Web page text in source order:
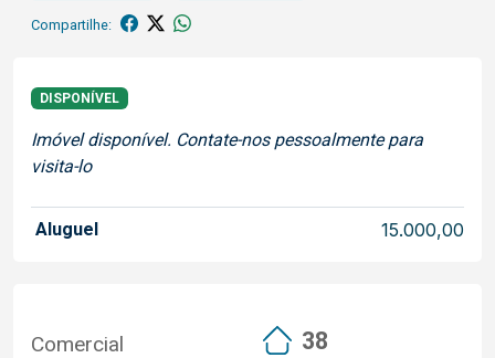
Compartilhe:
DISPONÍVEL
Imóvel disponível. Contate-nos pessoalmente para
visita-lo
Aluguel 15.000,00
Comercial 38